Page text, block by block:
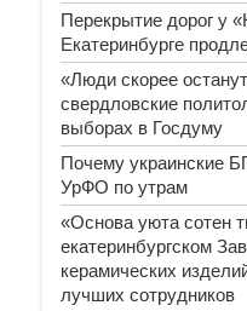
Перекрытие дорог у
Екатеринбурге
«Люди скорее
свердловские
выборах в Госдуму
Почему украинские
УрФО по утрам
«Основа уюта сотен
екатеринбургском
керамических
лучших сотрудников